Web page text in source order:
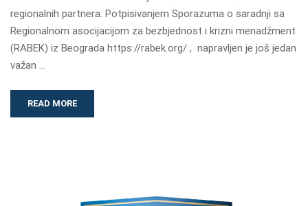
regionalnih partnera. Potpisivanjem Sporazuma o saradnji sa
Regionalnom asocijacijom za bezbjednost i krizni menadžment
(RABEK) iz Beograda https://rabek.org/ , napravljen je još jedan
važan …
READ MORE